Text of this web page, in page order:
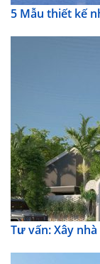
5 Mẫu thiết kế
Tư vấn: Xây